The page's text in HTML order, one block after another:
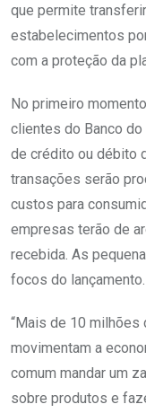
que permite
estabelecimentos
com a proteção da
No primeiro
clientes do Banco do
de crédito ou débito
transações serão
custos para
empresas terão de
recebida. As
focos do lançamento.
“Mais de 10 milhões
movimentam a
comum mandar um
sobre produtos e